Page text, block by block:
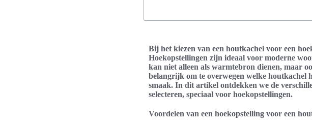
Bij het kiezen van een houtkachel voor een
Hoekopstellingen zijn ideaal voor moderne
kan niet alleen als warmtebron dienen, maar
belangrijk om te overwegen welke houtkachel
smaak. In dit artikel ontdekken we de
selecteren, speciaal voor hoekopstellingen.
Voordelen van een hoekopstelling voor een